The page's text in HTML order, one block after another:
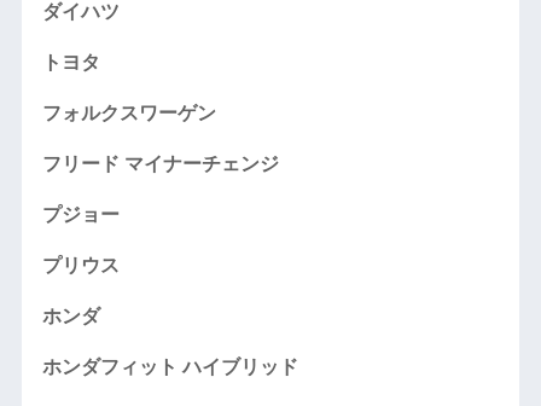
ダイハツ
トヨタ
フォルクスワーゲン
フリード マイナーチェンジ
プジョー
プリウス
ホンダ
ホンダフィット ハイブリッド